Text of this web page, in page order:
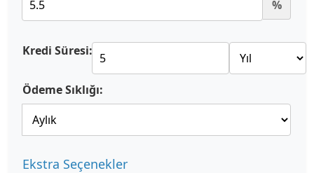
%
Kredi Süresi:
Ödeme Sıklığı:
Ekstra Seçenekler